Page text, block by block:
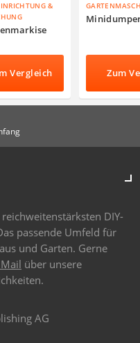
&
Vergleich Zum
DIY-
passende Umfeld für
und Garten. Gerne
über unsere
AG